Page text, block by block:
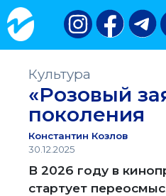
Культура
«Розовый
поколения
Константин Козлов
30.12.2025
В 2026 году в
стартует